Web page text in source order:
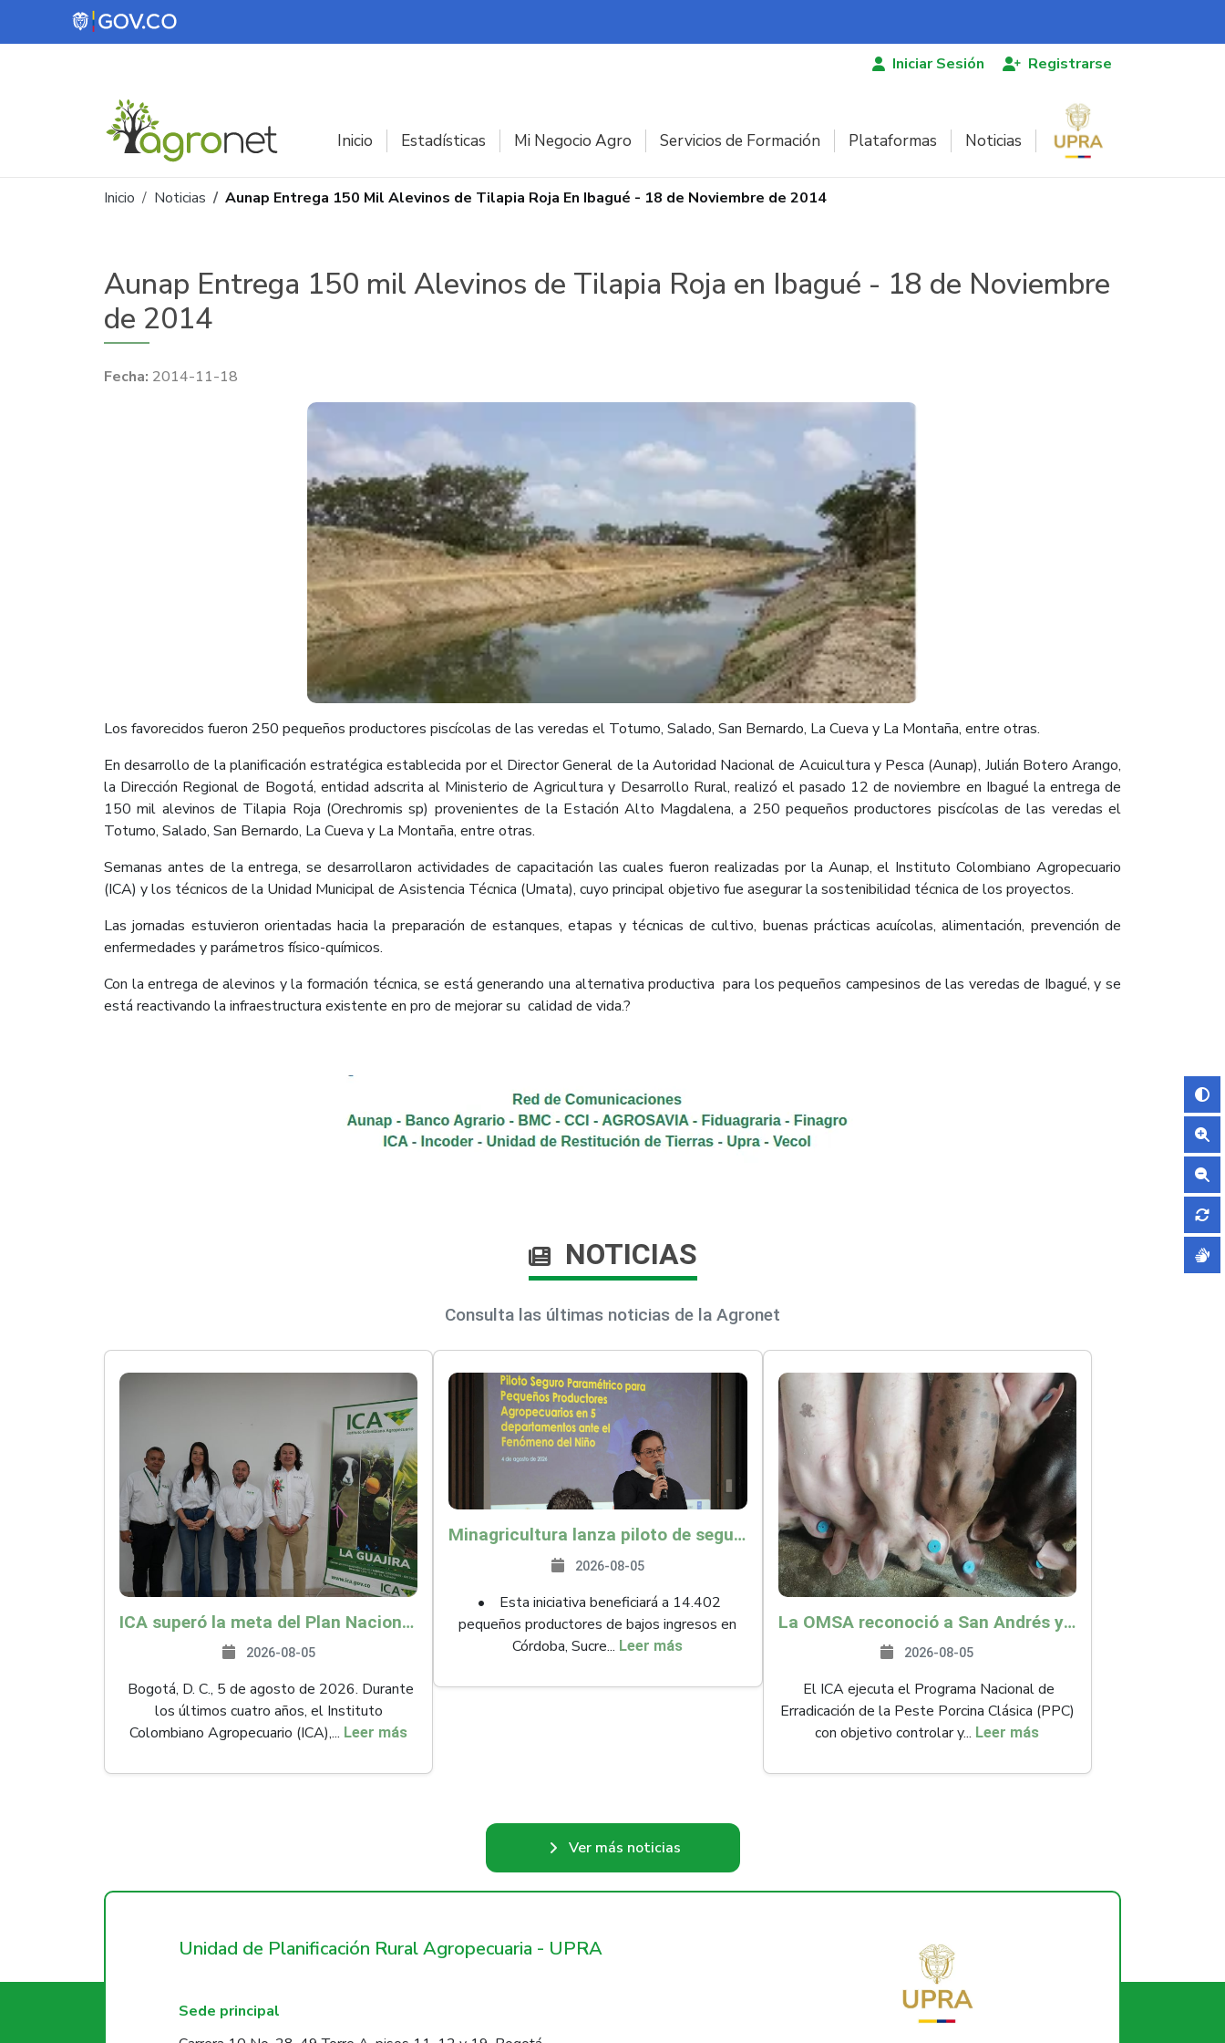
Pasar al contenido principal
Iniciar Sesión Registrarse
Inicio Estadísticas Mi Negocio Agro Servicios de Formación Plataformas Noticias
Ruta de navegación
Inicio Noticias Aunap Entrega 150 Mil Alevinos de Tilapia Roja En Ibagué - 18 de Noviembre de 2014
Aunap Entrega 150 mil Alevinos de Tilapia Roja en Ibagué - 18 de Noviembre
de 2014
2014-11-18
​​Los favorecidos fueron 250 pequeños productores piscícolas de las veredas el Totumo, Salado, San Bernardo, La Cueva y La Montaña, entre otras.
En desarrollo de la planificación estratégica establecida por el Director General de la Autoridad Nacional de Acuicultura y Pesca (Aunap), Julián Botero Arango,
la Dirección Regional de Bogotá, entidad adscrita al Ministerio de Agricultura y Desarrollo Rural, realizó el pasado 12 de noviembre en Ibagué la entrega de
150 mil alevinos de Tilapia Roja (Orechromis sp) provenientes de la Estación Alto Magdalena, a 250 pequeños productores piscícolas de las veredas el
Totumo, Salado, San Bernardo, La Cueva y La Montaña, entre otras.
Semanas antes de la entrega, se desarrollaron actividades de capacitación las cuales fueron realizadas por la Aunap, el Instituto Colombiano Agropecuario
(ICA) y los técnicos de la Unidad Municipal de Asistencia Técnica (Umata), cuyo principal objetivo fue asegurar la sostenibilidad técnica de los proyectos.
Las jornadas estuvieron orientadas hacia la preparación de estanques, etapas y técnicas de cultivo, buenas prácticas acuícolas, alimentación, prevención de
enfermedades y parámetros físico-químicos.
Con la entrega de alevinos y la formación técnica, se está generando una alternativa productiva para los pequeños campesinos de las veredas de Ibagué, y se
está reactivando la infraestructura existente en pro de mejorar su calidad de vida.?
NOTICIAS
Consulta las últimas noticias de la Agronet
ICA superó la meta del Plan Nacional de Desarrollo y abrió 61 mercados internacionales
2026-08-05
Bogotá, D. C., 5 de agosto de 2026. Durante
los últimos cuatro años, el Instituto
Colombiano Agropecuario (ICA),... Leer más
Minagricultura lanza piloto de seguro agropecuario por $9.625 millones para proteger a más de 14.000 pequeños productores contra riesgos del Fenómeno de El Niño
2026-08-05
• Esta iniciativa beneficiará a 14.402
pequeños productores de bajos ingresos en
Córdoba, Sucre... Leer más
La OMSA reconoció a San Andrés y Providencia como zona libre de Peste Porcina Clásica (PPC)
2026-08-05
El ICA ejecuta el Programa Nacional de
Erradicación de la Peste Porcina Clásica (PPC)
con objetivo controlar y... Leer más
Ver más noticias
Unidad de Planificación Rural Agropecuaria - UPRA
Sede principal